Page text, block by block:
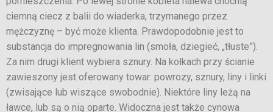
ciemną ciecz z balii do wiaderka, trzymanego przez
mężczyznę – być może klienta. Prawdopodobnie jest to
substancja do impregnowania lin (smoła, dziegieć, „tłuste”).
Za nim drugi klient wybiera sznury. Na kołkach przy ścianie
zawieszony jest oferowany towar: powrozy, sznury, liny i linki
(zwisające lub wiszące swobodnie). Niektóre liny leżą na
ławce, lub są o nią oparte. Widoczna jest także cynowa